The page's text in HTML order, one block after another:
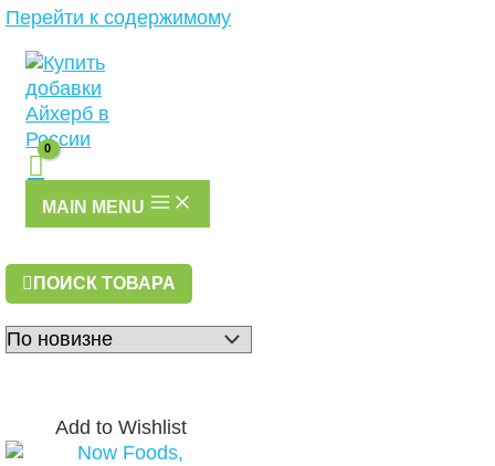
Перейти к содержимому
MAIN MENU
ПОИСК ТОВАРА
Add to Wishlist